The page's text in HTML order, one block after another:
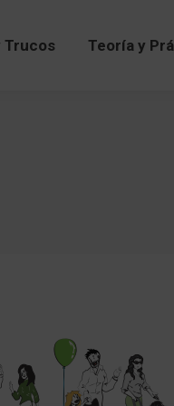
Trucos Teoría y
Teoría y